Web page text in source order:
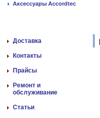
Аксессуары Accordtec
Доставка
Контакты
Прайсы
Ремонт и
обслуживание
Статьи